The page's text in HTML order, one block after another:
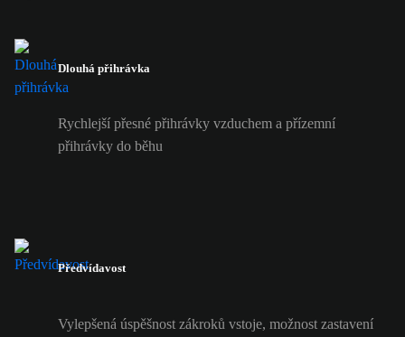
Dlouhá přihrávka
Rychlejší přesné přihrávky vzduchem a přízemní
přihrávky do běhu
Předvídavost
Vylepšená úspěšnost zákroků vstoje, možnost zastavení